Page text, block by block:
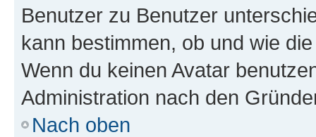
Benutzer zu Benutzer
kann bestimmen, ob und wie
Wenn du keinen Avatar
Administration nach den
Nach oben